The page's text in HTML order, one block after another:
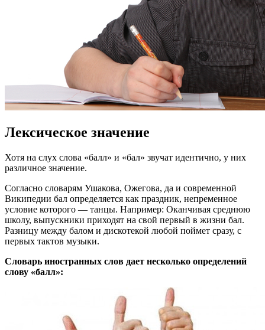
Лексическое значение
Хотя на слух слова «балл» и «бал» звучат идентично, у них
различное значение.
Согласно словарям Ушакова, Ожегова, да и современной
Википедии бал определяется как праздник, непременное
условие которого — танцы. Например: Оканчивая среднюю
школу, выпускники приходят на свой первый в жизни бал.
Разницу между балом и дискотекой любой поймет сразу, с
первых тактов музыки.
Словарь иностранных слов дает несколько определений
слову «балл»: